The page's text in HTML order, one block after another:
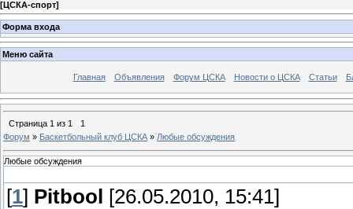
[ЦСКА-спорт]
Форма входа
Меню сайта
Главная Объявления Форум ЦСКА Новости о ЦСКА Статьи
Страница 1 из 1
1
Форум » Баскетбольный клуб ЦСКА » Любые обсуждения
Любые обсуждения
[1] Pitbool
[26.05.2010, 15:41]